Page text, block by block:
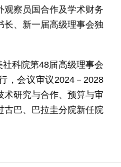
观察员国合作及学术财务
长、新一届高级理事会独
科院第48届高级理事会
，会议审议2024－2028
术研究与合作、预算与审
古巴、巴拉圭分院新任院